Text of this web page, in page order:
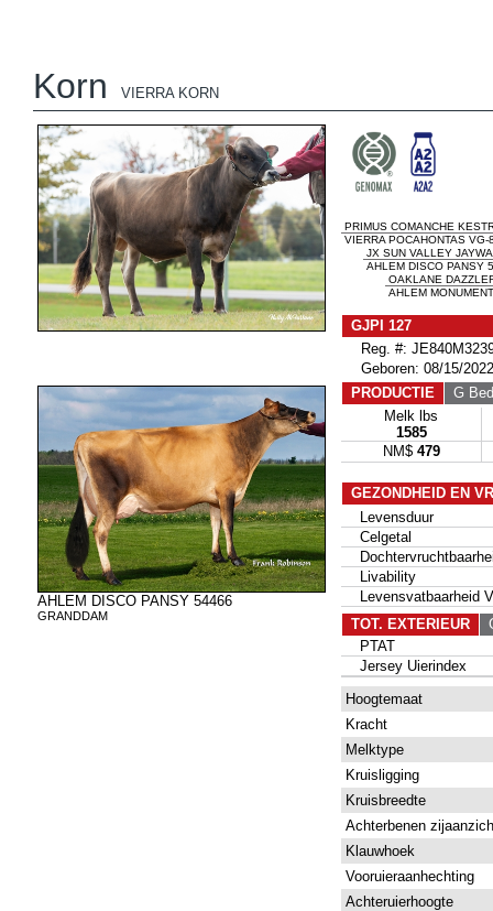
Korn VIERRA KORN
AHLEM DISCO PANSY 54466
GRANDDAM
PRIMUS COMANCHE
VIERRA POCAHONTAS VG-
JX SUN VALLEY
AHLEM DISCO PANSY
OAKLANE
AHLEM
GJPI 127
Reg. #:
Geboren: 08/15/2022
PRODUCTIE
G
Melk lbs
1585
NM$ 479
GEZONDHEID EN
Levensduur
Celgetal
Livability
Levensvatbaarheid
TOT. EXTERIEUR
PTAT
Jersey Uierindex
Hoogtemaat
Kracht
Melktype
Kruisligging
Kruisbreedte
Achterbenen
Klauwhoek
Vooruieraanhechting
Achteruierhoogte